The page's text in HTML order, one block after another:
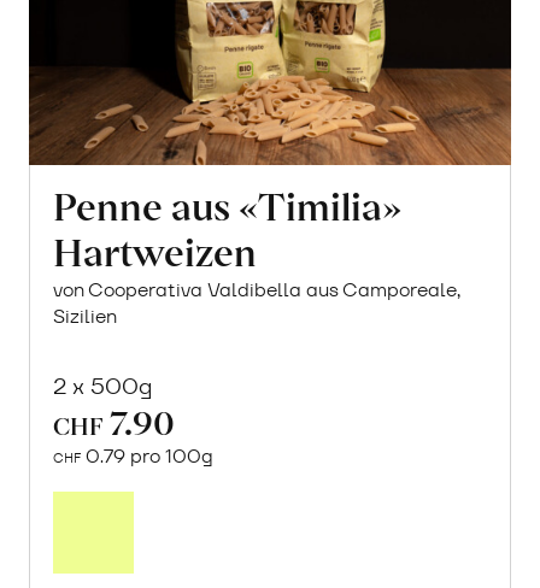
Penne aus «Timilia»
Hartweizen
von Cooperativa Valdibella aus Camporeale,
Sizilien
2 x 500g
CHF 7.90
CHF 0.79 pro 100g